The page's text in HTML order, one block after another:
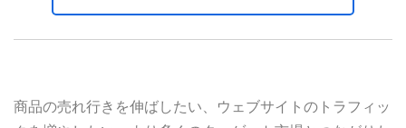
商品の売れ行きを伸ばしたい、ウェブサイトのトラフィッ